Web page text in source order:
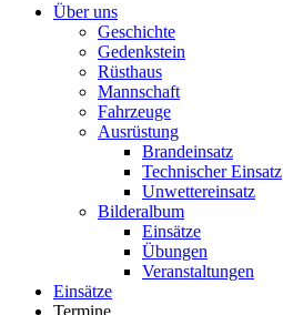
Über uns
Geschichte
Gedenkstein
Rüsthaus
Mannschaft
Fahrzeuge
Ausrüstung
Brandeinsatz
Technischer Einsatz
Unwettereinsatz
Bilderalbum
Einsätze
Übungen
Veranstaltungen
Einsätze
Termine